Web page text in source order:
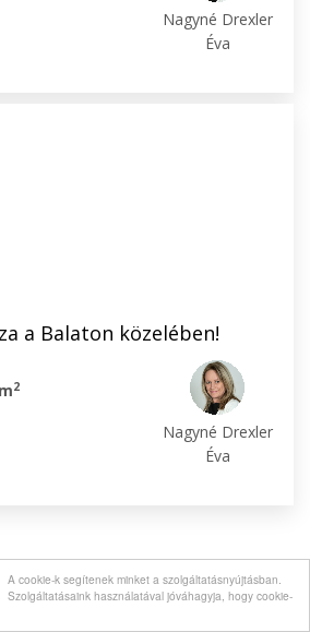
A cookie-k segítenek minket a szolgáltatásnyújtásban.
Szolgáltatásaink használatával jóváhagyja, hogy cookie-
Nagyné Drexler
Éva
a Balaton közelében!
2
Nagyné Drexler
Éva